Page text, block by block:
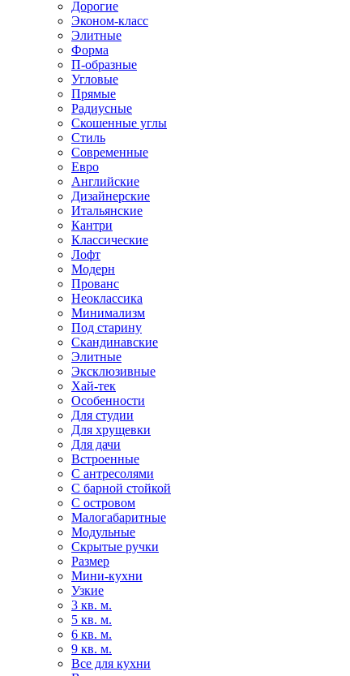
Дорогие
Эконом-класс
Элитные
Форма
П-образные
Угловые
Прямые
Радиусные
Скошенные углы
Стиль
Современные
Евро
Английские
Дизайнерские
Итальянские
Кантри
Классические
Лофт
Модерн
Прованс
Неоклассика
Минимализм
Под старину
Скандинавские
Элитные
Эксклюзивные
Хай-тек
Особенности
Для студии
Для хрущевки
Для дачи
Встроенные
С антресолями
С барной стойкой
С островом
Малогабаритные
Модульные
Скрытые ручки
Размер
Мини-кухни
Узкие
3 кв. м.
5 кв. м.
6 кв. м.
9 кв. м.
Все для кухни